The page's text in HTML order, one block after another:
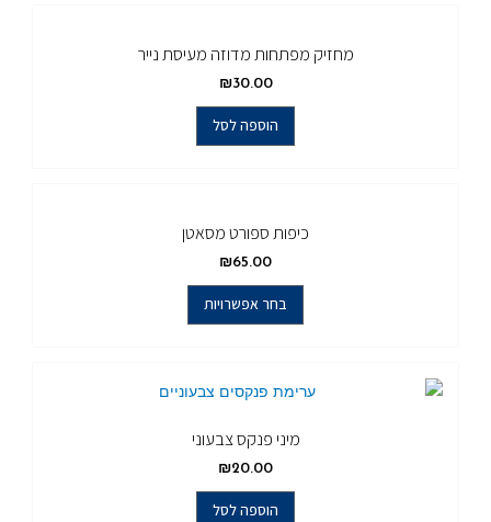
מחזיק מפתחות מדוזה מעיסת נייר
₪30.00
הוספה לסל
כיפות ספורט מסאטן
₪65.00
בחר אפשרויות
מיני פנקס צבעוני
₪20.00
הוספה לסל